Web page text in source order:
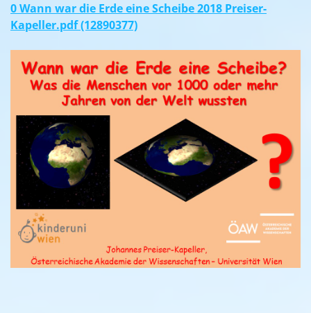
0 Wann war die Erde eine Scheibe 2018 Preiser-
Kapeller.pdf (12890377)